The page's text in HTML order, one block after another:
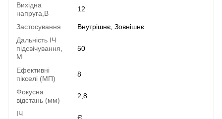
Вихідна
напруга,В
12
Застосування
Внутрішнє, Зовнішнє
Дальність ІЧ
підсвічування,
М
50
Ефективні
пікселі (МП)
8
Фокусна
відстань (мм)
2,8
ІЧ
Є